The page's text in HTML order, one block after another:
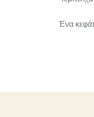
Ένα